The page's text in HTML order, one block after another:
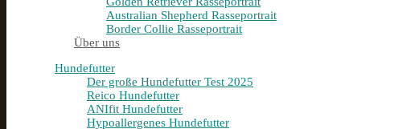
Australian Shepherd Rasseportrait
Border Collie Rasseportrait
Über uns
Hundefutter
Der große Hundefutter Test 2025
Reico Hundefutter
ANIfit Hundefutter
Hypoallergenes Hundefutter